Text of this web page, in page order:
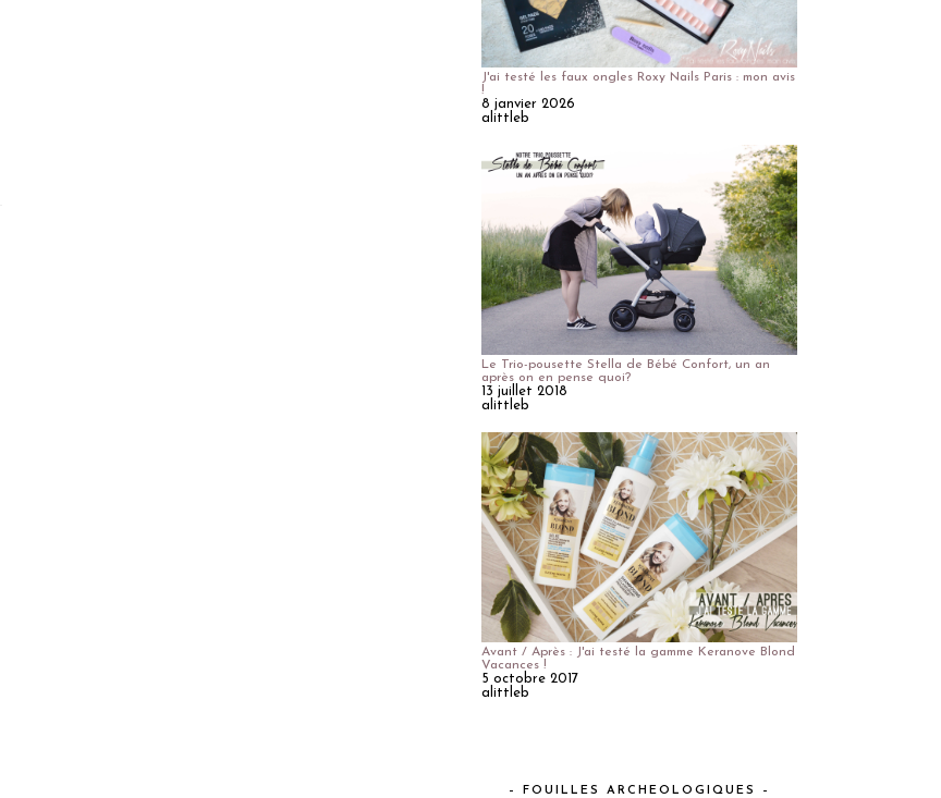
J'ai testé les faux ongles Roxy Nails Paris : mon avis
!
8 janvier 2026
alittleb
Le Trio-pousette Stella de Bébé Confort, un an
après on en pense quoi?
13 juillet 2018
alittleb
Avant / Après : J'ai testé la gamme Keranove Blond
Vacances !
5 octobre 2017
alittleb
– FOUILLES ARCHEOLOGIQUES –